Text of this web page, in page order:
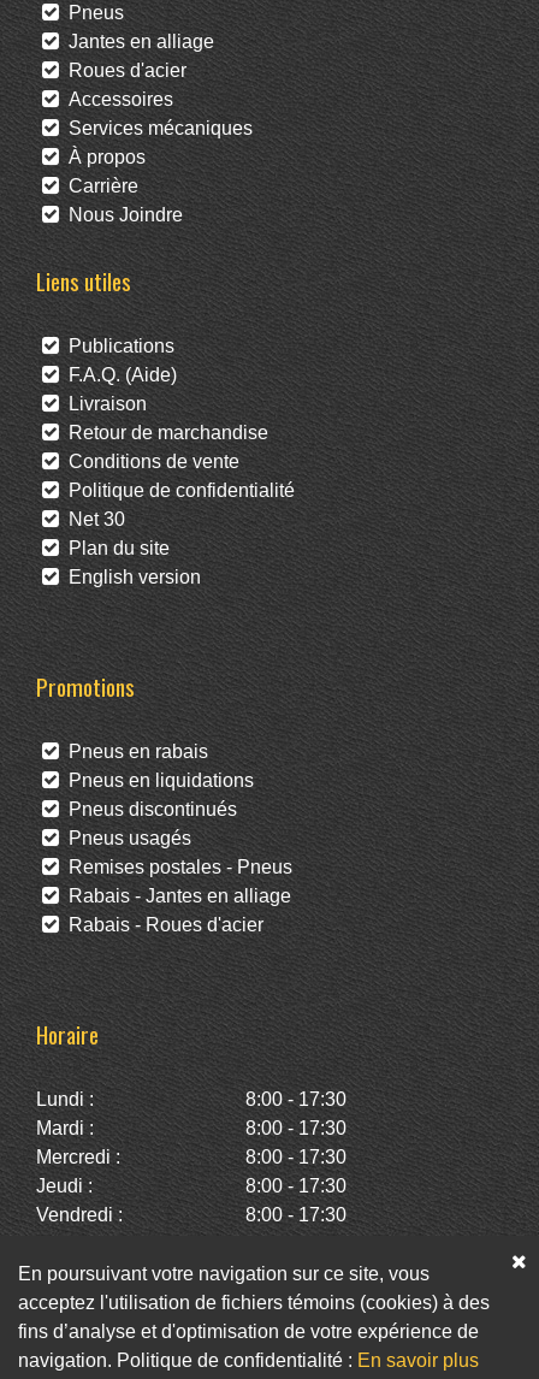
Pneus
Jantes en alliage
Roues d'acier
Accessoires
Services mécaniques
À propos
Carrière
Nous Joindre
Liens utiles
Publications
F.A.Q. (Aide)
Livraison
Retour de marchandise
Conditions de vente
Politique de confidentialité
Net 30
Plan du site
English version
Promotions
Pneus en rabais
Pneus en liquidations
Pneus discontinués
Pneus usagés
Remises postales - Pneus
Rabais - Jantes en alliage
Rabais - Roues d'acier
Horaire
Lundi :
8:00 - 17:30
Mardi :
8:00 - 17:30
Mercredi :
8:00 - 17:30
Jeudi :
8:00 - 17:30
Vendredi :
8:00 - 17:30
Dimanche :
Fermé
Facebook Twitter Infolettre
En poursuivant votre navigation sur ce site, vous
acceptez l'utilisation de fichiers témoins (cookies) à des
fins d’analyse et d'optimisation de votre expérience de
navigation. Politique de confidentialité : En savoir plus